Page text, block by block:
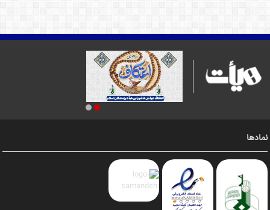
نمادها